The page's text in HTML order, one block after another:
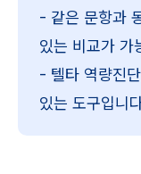
- 같은 문항과
있는 비교가 가
- 텔타 역량진
있는 도구입니